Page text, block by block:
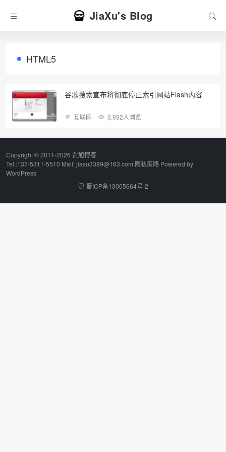
JiaXu's Blog
HTML5
谷歌搜索宣布将彻底停止索引网站Flash内容
互联网 3,932人浏览
Copyright © 2011-2026 贾旭博客
Tel.:137-5311-5510 Mail: jiaxu3389@163.com 隐私策略 Powered by
WordPress
晋ICP备13005664号-2